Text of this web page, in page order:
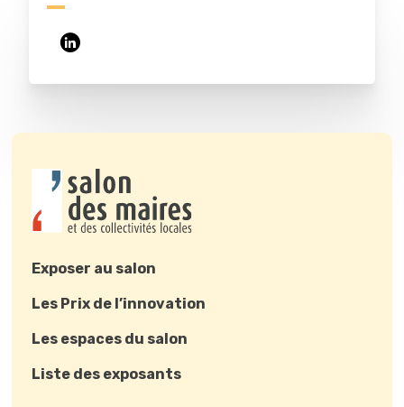
Exposer au salon
Les Prix de l’innovation
Les espaces du salon
Liste des exposants